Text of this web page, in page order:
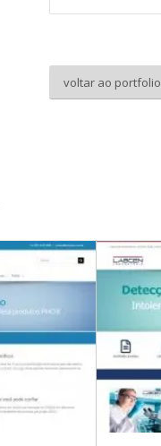
voltar ao portfolio